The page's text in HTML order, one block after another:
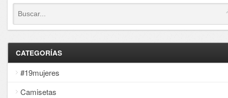
CATEGORÍAS
#19mujeres
Camisetas